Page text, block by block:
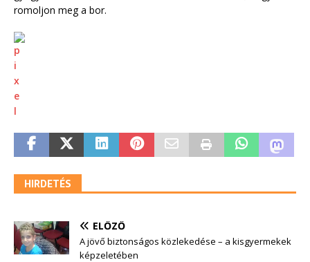
romoljon meg a bor.
HIRDETÉS
ELŐZŐ
A jövő biztonságos közlekedése – a kisgyermekek
képzeletében